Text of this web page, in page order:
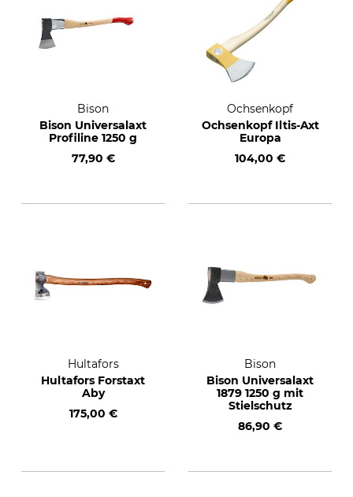
Bison
Bison Universalaxt
Profiline 1250 g
77,90 €
Ochsenkopf
Ochsenkopf Iltis-Axt
Europa
104,00 €
Hultafors
Hultafors Forstaxt
Aby
175,00 €
Bison
Bison Universalaxt
1879 1250 g mit
Stielschutz
86,90 €